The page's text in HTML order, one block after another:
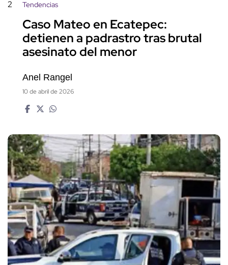
2 Tendencias
Caso Mateo en Ecatepec:
detienen a padrastro tras brutal
asesinato del menor
Anel Rangel
10 de abril de 2026